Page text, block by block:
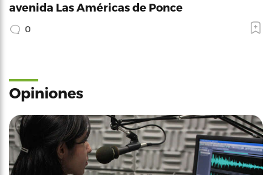
avenida Las Américas de Ponce
0
Opiniones